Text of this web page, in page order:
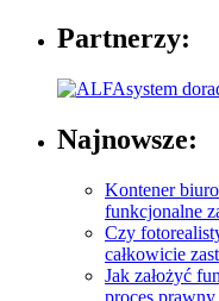
Partnerzy:
Najnowsze:
Kontener
funkcjonalne
Czy
całkowicie
Jak założyć
proces